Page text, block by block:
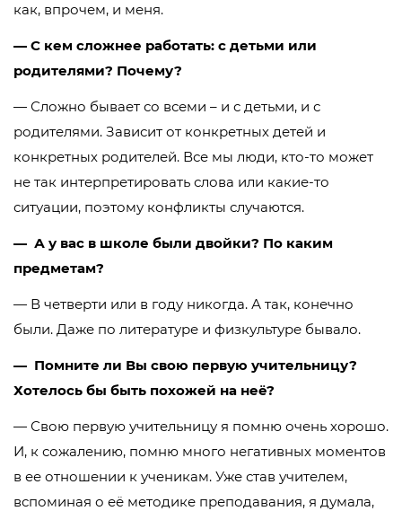
как, впрочем, и меня.
— С кем сложнее работать: с детьми или
родителями? Почему?
— Сложно бывает со всеми – и с детьми, и с
родителями. Зависит от конкретных детей и
конкретных родителей. Все мы люди, кто-то может
не так интерпретировать слова или какие-то
ситуации, поэтому конфликты случаются.
— А у вас в школе были двойки? По каким
предметам?
— В четверти или в году никогда. А так, конечно
были. Даже по литературе и физкультуре бывало.
— Помните ли Вы свою первую учительницу?
Хотелось бы быть похожей на неё?
— Свою первую учительницу я помню очень хорошо.
И, к сожалению, помню много негативных моментов
в ее отношении к ученикам. Уже став учителем,
вспоминая о её методике преподавания, я думала,